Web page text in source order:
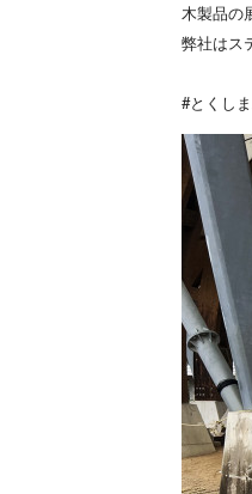
木製品の
弊社はス
#とくし